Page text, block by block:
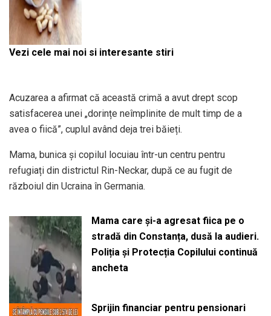
Vezi cele mai noi si interesante stiri
Acuzarea a afirmat că această crimă a avut drept scop
satisfacerea unei „dorințe neîmplinite de mult timp de a
avea o fiică”, cuplul având deja trei băieți.
Mama, bunica și copilul locuiau într-un centru pentru
refugiați din districtul Rin-Neckar, după ce au fugit de
războiul din Ucraina în Germania.
Mama care și-a agresat fiica pe o
stradă din Constanța, dusă la audieri.
Poliția și Protecția Copilului continuă
ancheta
Sprijin financiar pentru pensionari